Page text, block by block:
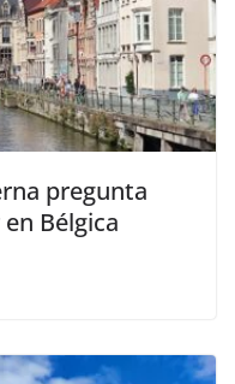
pregunta
Bélgica